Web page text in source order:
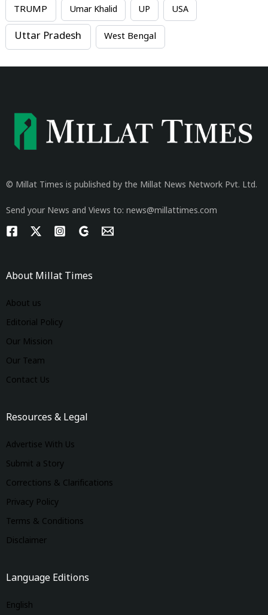
TRUMP Umar Khalid UP USA
Uttar Pradesh West Bengal
© Millat Times is published by the Millat News Network Pvt. Ltd.
Send your News and Views to: news@millattimes.com
About Millat Times
About us
Editorial Policy
Our Mission
Our Team
Contact Us
Resources & Legal
Advertise With Us
Submit a Story
Corrections & Clarifications
Privacy Policy
Terms & Conditions
Disclaimer
Language Editions
English